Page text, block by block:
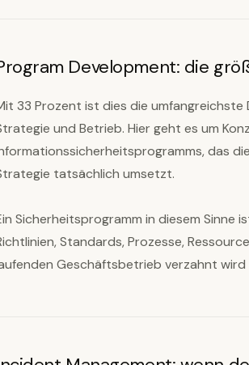
Development: die
33 Prozent ist dies die umfangreichste
und Betrieb. Hier geht es um
das
tatsächlich umsetzt.
Sicherheitsprogramm in diesem Sinne
Standards, Prozesse,
Geschäftsbetrieb verzahnt wird